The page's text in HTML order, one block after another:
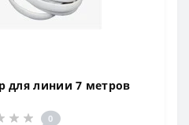
для линии 7 метров
0